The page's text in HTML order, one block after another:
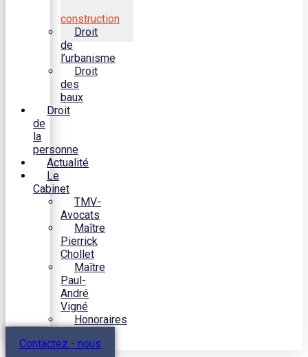
construction
Droit
de
l’urbanisme
Droit
des
baux
Droit
de
la
personne
Actualité
Le
Cabinet
TMV-
Avocats
Maître
Pierrick
Chollet
Maître
Paul-
André
Vigné
Honoraires
Contactez - nous